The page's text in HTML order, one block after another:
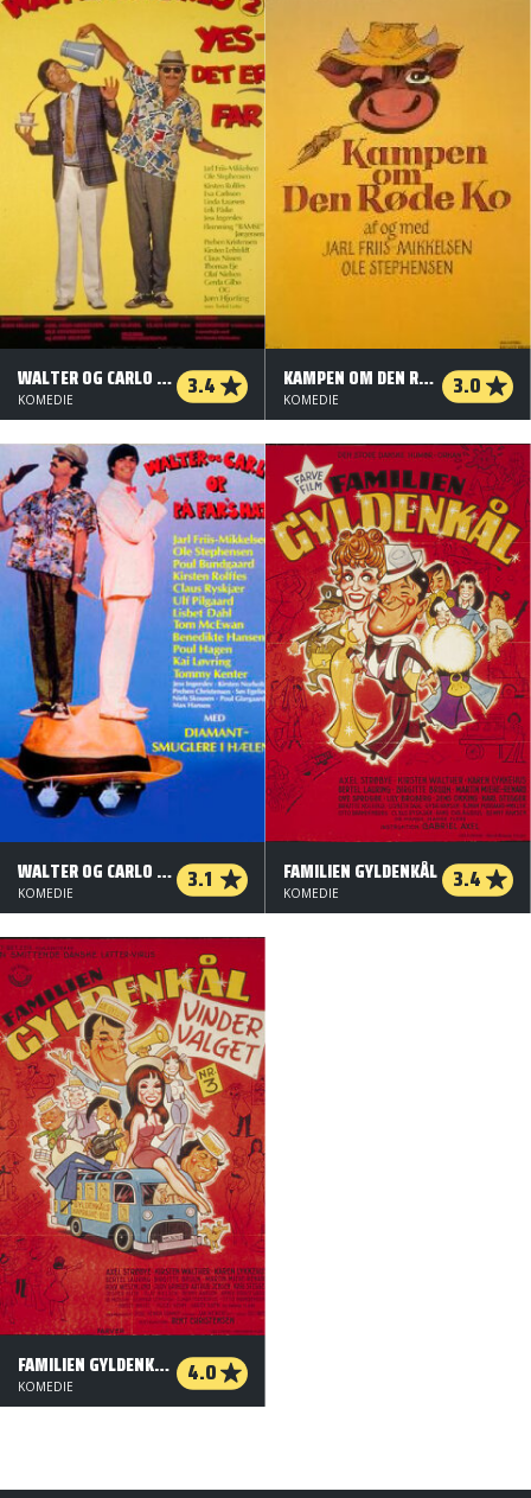
WALTER OG CARLO (2) - YES, DET ER FAR 3.4
KOMEDIE
KAMPEN OM DEN RØDE KO 3.0
KOMEDIE
WALTER OG CARLO - OP PÅ FARS HAT 3.1
KOMEDIE
FAMILIEN GYLDENKÅL 3.4
KOMEDIE
FAMILIEN GYLDENKÅL VINDER VALGET 4.0
KOMEDIE